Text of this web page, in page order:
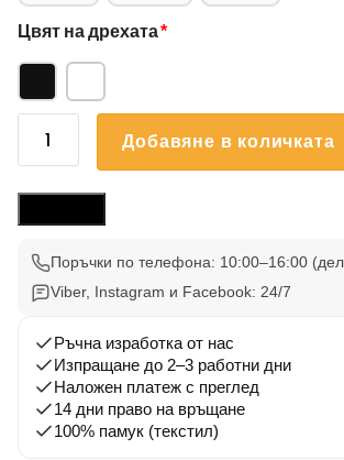
Цвят на дрехата*
количество
Булдог
14
Добавяне в количката
Поръчки по телефона: 10:00–16:00
Viber, Instagram и Facebook: 24/7
Ръчна изработка от нас
Изпращане до 2–3 работни дни
Наложен платеж с преглед
14 дни право на връщане
100% памук (текстил)